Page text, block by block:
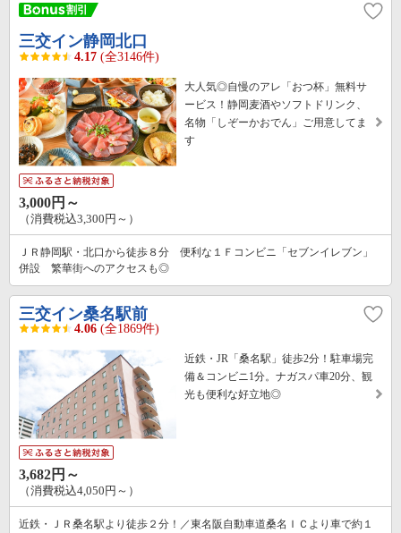
三交イン静岡北口
4.17 (全3146件)
大人気◎自慢のアレ「おつ杯」無料サ
ービス！静岡麦酒やソフトドリンク、
名物「しぞーかおでん」ご用意してま
す
3,000円～
（消費税込3,300円～）
ＪＲ静岡駅・北口から徒歩８分 便利な１Ｆコンビニ「セブンイレブン」
併設 繁華街へのアクセスも◎
三交イン桑名駅前
4.06 (全1869件)
近鉄・JR「桑名駅」徒歩2分！駐車場完
備＆コンビニ1分。ナガスパ車20分、観
光も便利な好立地◎
3,682円～
（消費税込4,050円～）
近鉄・ＪＲ桑名駅より徒歩２分！／東名阪自動車道桑名ＩＣより車で約１